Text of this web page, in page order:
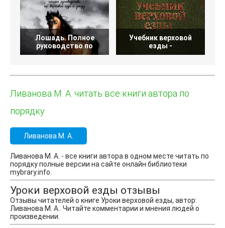
Лошадь. Полное
руководство по
Учебник верховой
езды -
Ливанова М. А. читать все книги автора по
порядку
Ливанова М. А.
Ливанова М. А. - все книги автора в одном месте читать по
порядку полные версии на сайте онлайн библиотеки
mybrary.info.
Уроки верховой езды отзывы
Отзывы читателей о книге Уроки верховой езды, автор:
Ливанова М. А.. Читайте комментарии и мнения людей о
произведении.